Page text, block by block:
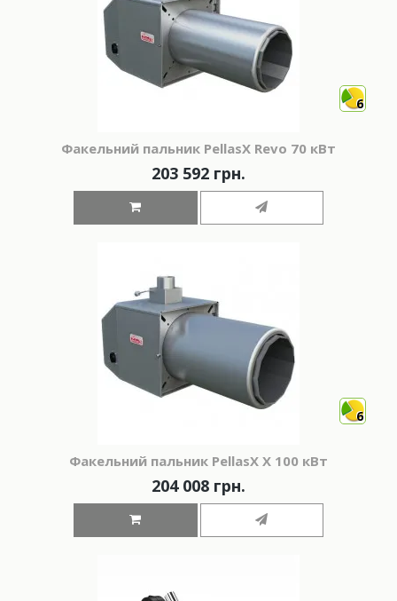
6
Факельний пальник PellasX Revo 70 кВт
203 592 грн.
6
Факельний пальник PellasX X 100 кВт
204 008 грн.